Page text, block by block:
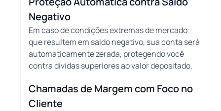
Negativo
Em caso de condições extremas de mercado
que resultem em saldo negativo, sua conta será
automaticamente zerada, protegendo você
contra dívidas superiores ao valor depositado.
Chamadas de Margem com Foco no
Cliente